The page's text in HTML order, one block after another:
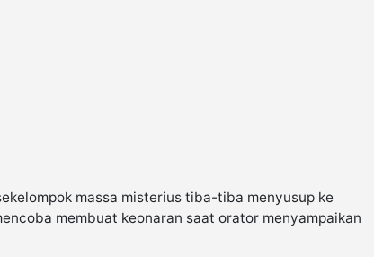
massa misterius tiba-tiba menyusup ke
membuat keonaran saat orator menyampaikan